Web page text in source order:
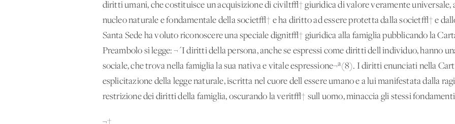
diritti umani, che costituisce un'acquisizione di civilt√† giuridica di valore veramente universale,
nucleo naturale e fondamentale della societ√† e ha diritto ad essere protetta dalla societ√† e
Santa Sede ha voluto riconoscere una speciale dignit√† giuridica alla famiglia pubblicando la
Preambolo si legge: ¬´I diritti della persona, anche se espressi come diritti dell'individuo, hanno
sociale, che trova nella famiglia la sua nativa e vitale espressione¬ª(8). I diritti enunciati nella
esplicitazione della legge naturale, iscritta nel cuore dell'essere umano e a lui manifestata dalla
restrizione dei diritti della famiglia, oscurando la verit√† sull'uomo, minaccia gli stessi